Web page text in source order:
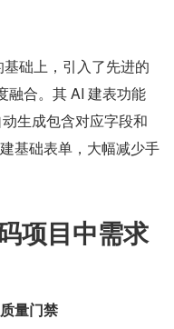
融合。其 AI 建表功能
生成包含对应字段和
基础表单，大幅减少手
项目中需求
量门禁